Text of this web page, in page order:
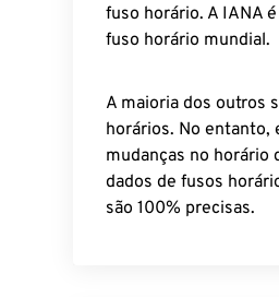
fuso horário. A IANA
fuso horário mundial.
A maioria dos outros
horários. No
mudanças no horário
dados de fusos
são 100% precisas.